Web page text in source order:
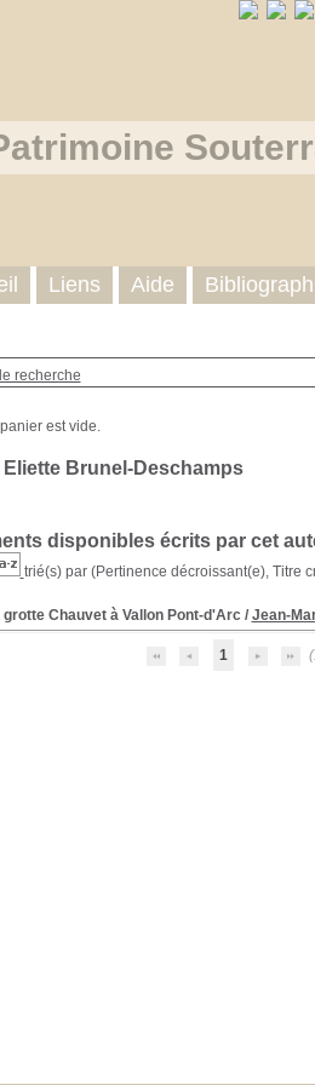
recherche
Brunel-Deschamps
disponibles écrits par cet
trié(s) par (Pertinence décroissant(e), Titre
grotte Chauvet à Vallon Pont-d'Arc/ Jean-
1
Liens Aide